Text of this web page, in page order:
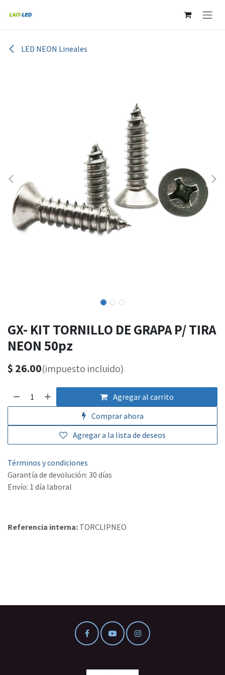
LED NEON Lineales
GX- KIT TORNILLO DE GRAPA P/ TIRA
NEON 50pz
$ 26.00(impuesto incluido)
Agregar al carrito
Comprar ahora
Agregar a la lista de deseos
Términos y condiciones
Garantía de devolución: 30 días
Envío: 1 día laboral
Referencia interna: TORCLIPNEO